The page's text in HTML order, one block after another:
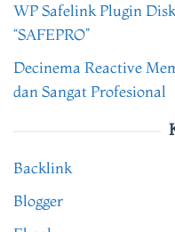
WP Safelink Plugin
“SAFEPRO”
Decinema Reactive
dan Sangat Profesional
Backlink
Blogger